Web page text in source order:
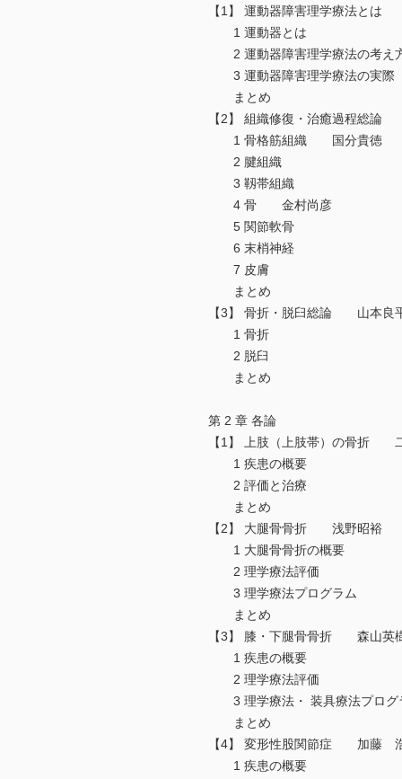
【1】 運動器障害理学療法と
1 運動器とは
2 運動器障害理学療法の考え
3 運動器障害理学療法の実際
まとめ
【2】 組織修復・治癒過程総論
1 骨格筋組織 国分貴徳
2 腱組織
3 靱帯組織
4 骨 金村尚彦
5 関節軟骨
6 末梢神経
7 皮膚
まとめ
【3】 骨折・脱臼総論 山本良
1 骨折
2 脱臼
まとめ
第 2 章 各論
【1】 上肢（上肢帯）の骨折
1 疾患の概要
2 評価と治療
まとめ
【2】 大腿骨骨折 浅野昭裕
1 大腿骨骨折の概要
2 理学療法評価
3 理学療法プログラム
まとめ
【3】 膝・下腿骨骨折 森山英
1 疾患の概要
2 理学療法評価
3 理学療法・ 装具療法プログ
まとめ
【4】 変形性股関節症 加藤
1 疾患の概要